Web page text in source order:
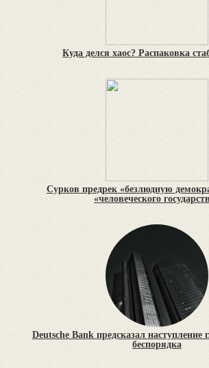
Куда делся хаос? Распаковка
Сурков предрек «безлюдную
«человеческого
Deutsche Bank предсказал наступление
беспорядка